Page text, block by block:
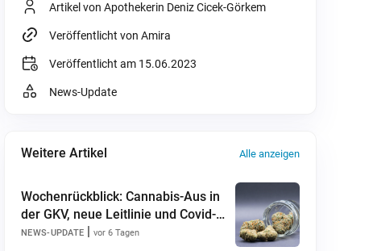
Artikel von Apothekerin Deniz Cicek-Görkem
Veröffentlicht von Amira
Veröffentlicht am 15.06.2023
News-Update
Weitere Artikel Alle anzeigen
Wochenrückblick: Cannabis-Aus in
der GKV, neue Leitlinie und Covid-
19-News
NEWS-UPDATE |vor 6 Tagen